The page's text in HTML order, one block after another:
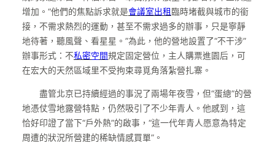
增加。“他們的焦點訴求就是會議室出租 臨時堵截與城市的銜
接，不需求熱烈的運動，甚至不需求過多的辦事，只是寧靜
地待著，聽風聲、看星星。”為此，他的營地設置了“不干涉”
辦事形式：不私密空間規定固定營位，主人購票進園后，可
在宏大的天然區域里不受拘束尋覓角落紮營扎寨。
盡管北京已持續經過的事況了兩場年夜雪，但“蛋總”的營
地憑仗雪地露營特點，仍然吸引了不少年青人。他感到，這
恰好印證了當下“戶外熱”的啟事，“這一代年青人愿意為特定
周遭的狀況所營建的稀缺情感買單”。